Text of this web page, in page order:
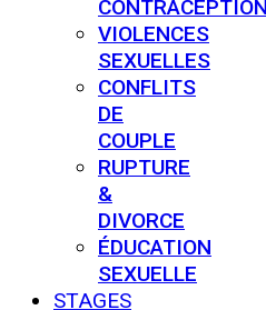
CONTRACEPTION
VIOLENCES
SEXUELLES
CONFLITS
DE
COUPLE
RUPTURE
&
DIVORCE
ÉDUCATION
SEXUELLE
STAGES